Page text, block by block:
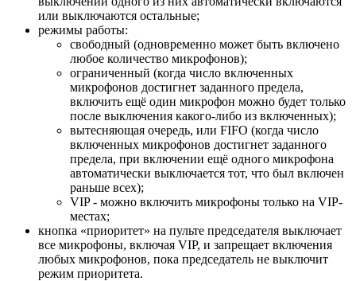
или выключаются остальные;
режимы работы:
свободный (одновременно может быть включено
любое количество микрофонов);
ограниченный (когда число включенных
микрофонов достигнет заданного предела,
включить ещё один микрофон можно будет только
после выключения какого-либо из включенных);
вытесняющая очередь, или FIFO (когда число
включенных микрофонов достигнет заданного
предела, при включении ещё одного микрофона
автоматически выключается тот, что был включен
раньше всех);
VIP - можно включить микрофоны только на VIP-
местах;
кнопка «приоритет» на пульте председателя выключает
все микрофоны, включая VIP, и запрещает включения
любых микрофонов, пока председатель не выключит
режим приоритета.